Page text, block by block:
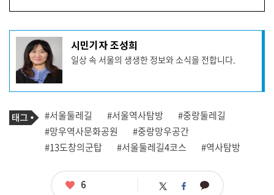
기
사
작
성
자
프
필
시민기자 조성희
일상 속 서울의 생생한 정보와 소식을 전합니다.
기
사
관
련
태
태
그
#서울둘레길 #서울역사탐방
#중랑둘레길
#망우역사문화공원
#중랑망우공간
#13도창의군탑
#서울둘레길4코스 #역사탐방
좋
6 트 페 카